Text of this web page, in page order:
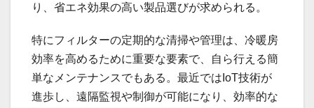
り、省エネ効果の高い製品選びが求められる。
特にフィルターの定期的な清掃や管理は、冷暖房
効率を高めるために重要な要素で、自ら行える簡
単なメンテナンスでもある。最近ではIoT技術が
進歩し、遠隔監視や制御が可能になり、効率的な